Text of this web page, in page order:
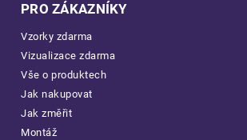
PRO ZÁKAZNÍKY
Vzorky zdarma
Vizualizace zdarma
Vše o produktech
Jak nakupovat
Jak změřit
Montáž